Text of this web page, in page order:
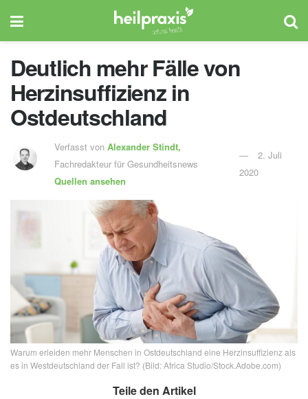
Deutlich mehr Fälle von
Herzinsuffizienz in
Ostdeutschland
Verfasst von Alexander Stindt,
Fachredakteur für Gesundheitsnews
Quellen ansehen
2. Juli
2020
Warum erleiden mehr Menschen in Ostdeutschland eine Herzinsuffizienz als
es in Westdeutschland der Fall ist? (Bild: Africa Studio/Stock.Adobe.com)
Teile den Artikel